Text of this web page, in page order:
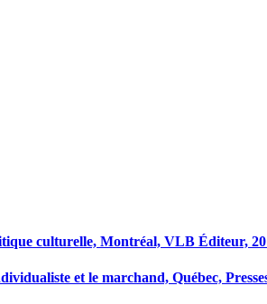
culturelle, Montréal, VLB Éditeur,
et le marchand, Québec,